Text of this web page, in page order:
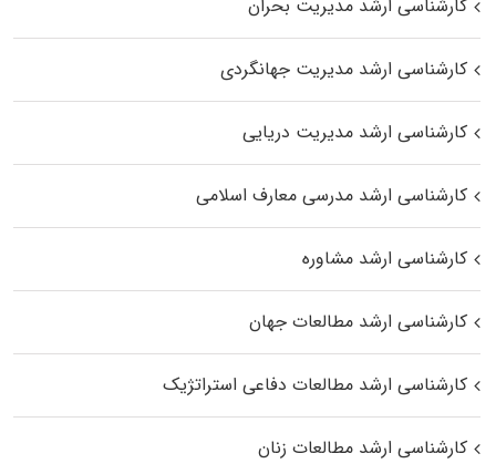
کارشناسی ارشد مدیریت بحران
کارشناسی ارشد مدیریت جهانگردی
کارشناسی ارشد مدیریت دریایی
کارشناسی ارشد مدرسی معارف اسلامی
کارشناسی ارشد مشاوره
کارشناسی ارشد مطالعات جهان
کارشناسی ارشد مطالعات دفاعی استراتژیک
کارشناسی ارشد مطالعات زنان